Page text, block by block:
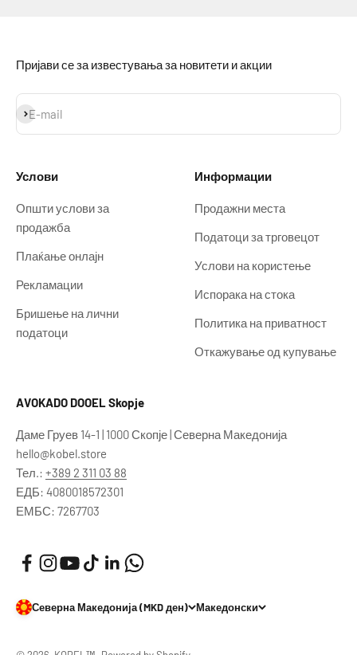
Пријави се за известувања за новитети и акции
E-mail
Prijavi se
Услови
Општи услови за
продажба
Плаќање онлајн
Рекламации
Бришење на лични
податоци
Информации
Продажни места
Податоци за трговецот
Услови на користење
Испорака на стока
Политика на приватност
Откажување од купување
AVOKADO DOOEL Skopje
Даме Груев 14-1 | 1000 Скопје | Северна Македонија
hello@kobel.store
Тел.: +389 2 311 03 88
ЕДБ: 4080018572301
ЕМБС: 7267703
Северна Македонија (MKD ден) Македонски